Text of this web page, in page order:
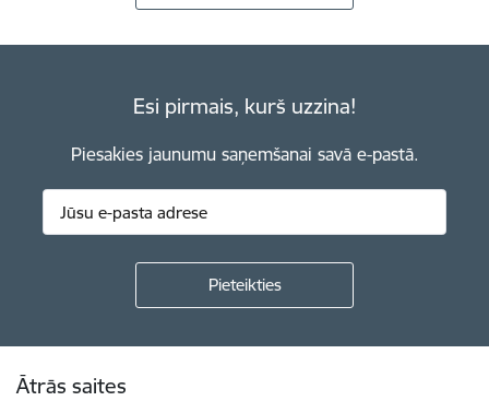
Esi pirmais, kurš uzzina!
Piesakies jaunumu saņemšanai savā e-pastā.
Ātrās saites